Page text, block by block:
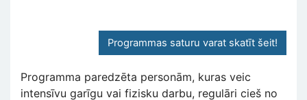
Programmas saturu varat skatīt šeit!
Programma paredzēta personām, kuras veic
intensīvu garīgu vai fizisku darbu, regulāri cieš no